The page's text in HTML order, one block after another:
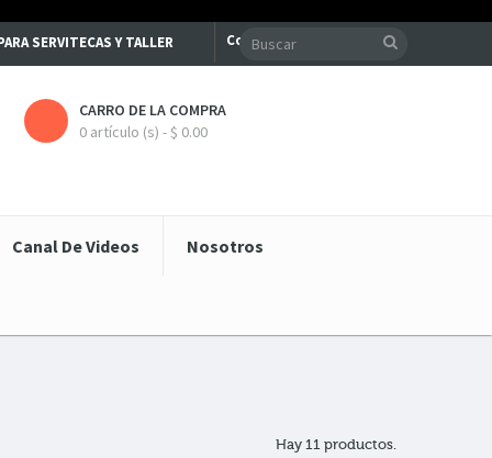
Contacte con nosotros
SERVITECAS Y TALLER
CARRO DE LA COMPRA
0 artículo (s) - $ 0.00
Canal De Videos Nosotros
Hay 11 productos.